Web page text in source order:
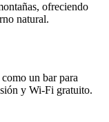
ofreciendo
natural.
un bar para
y Wi-Fi gratuito.